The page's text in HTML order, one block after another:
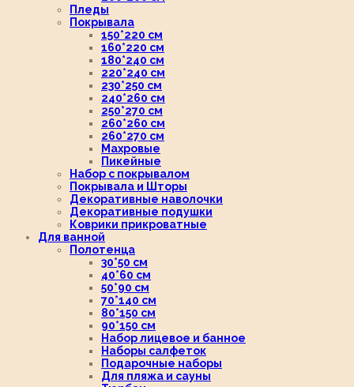
Пледы
Покрывала
150*220 см
160*220 см
180*240 см
220*240 см
230*250 см
240*260 см
250*270 см
260*260 см
260*270 см
Махровые
Пикейные
Набор с покрывалом
Покрывала и Шторы
Декоративные наволочки
Декоративные подушки
Коврики прикроватные
Для ванной
Полотенца
30*50 см
40*60 см
50*90 см
70*140 см
80*150 см
90*150 см
Набор лицевое и банное
Наборы салфеток
Подарочные наборы
Для пляжа и сауны